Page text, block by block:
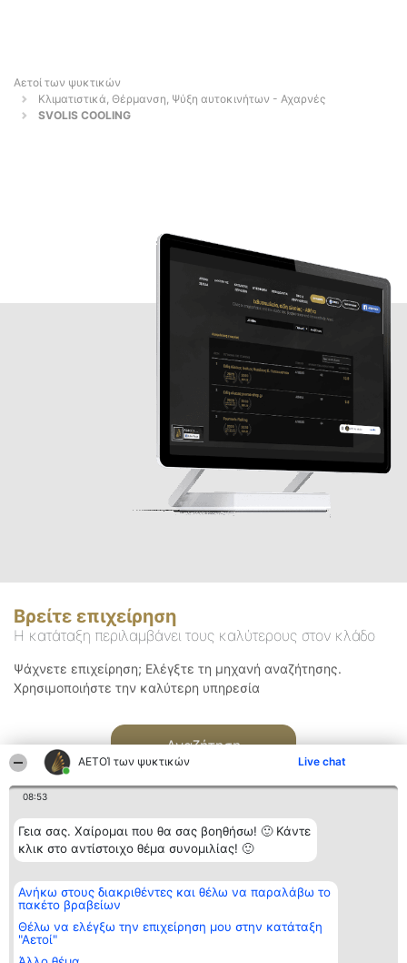
ΑΕΤΟΊ των ψυκτικών Live chat
08:53
Γεια σας. Χαίρομαι που θα σας βοηθήσω! 🙂 Κάντε
κλικ στο αντίστοιχο θέμα συνομιλίας! 🙂
Ανήκω στους διακριθέντες και θέλω να παραλάβω το
πακέτο βραβείων
Θέλω να ελέγξω την επιχείρηση μου στην κατάταξη
"Αετοί"
Αετοί των ψυκτικών
Κλιματιστικά, Θέρμανση, Ψύξη αυτοκινήτων - Αχαρνές
SVOLIS COOLING
Βρείτε επιχείρηση
Η κατάταξη περιλαμβάνει τους καλύτερους στον κλάδο
Ψάχνετε επιχείρηση; Ελέγξτε τη μηχανή αναζήτησης.
Χρησιμοποιήστε την καλύτερη υπηρεσία
Αναζήτηση
Διοργανωτής της
κατάταξης
BEAUTIFUL COMPANY
ΤΗΛ. ΕΠΙΚΟΙΝΩΝΙΑΣ:
2104128019
email:
Κατάταξη
Διακριθέντες
των
διακριθέντων
Επικοινωνία
Επικοινωνία